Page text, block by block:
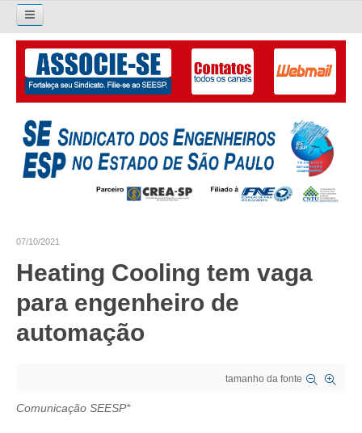
Pesquisar...
O SINDICATO
APRESENTAÇÃO
PALAVRA DO PRESIDENTE
GALERIA EX-PRESIDENTES
07/10/2021
Heating Cooling tem vaga
para engenheiro de
automação
tamanho da fonte
Comunicação SEESP*